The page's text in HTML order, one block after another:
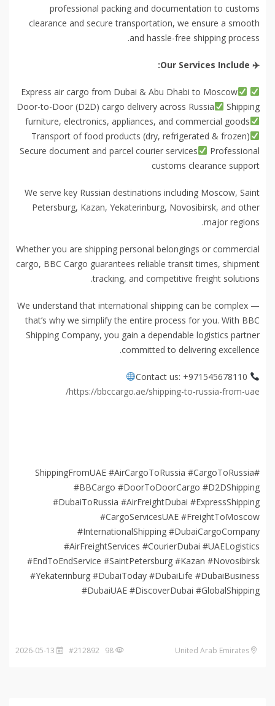
professional packing and documentation to customs
clearance and secure transportation, we ensure a smooth
and hassle-free shipping process.
✈
Door-to-Door (D2D) cargo delivery across Russia
Shipping
furniture, electronics, appliances, and commercial goods
Transport of food products (dry, refrigerated & frozen)
Secure document and parcel courier services
Professional
customs clearance support
We serve key Russian destinations including Moscow, Saint
Petersburg, Kazan, Yekaterinburg, Novosibirsk, and other
major regions.
Whether you are shipping personal belongings or commercial
cargo, BBC Cargo guarantees reliable transit times, shipment
tracking, and competitive freight solutions.
We understand that international shipping can be complex —
that’s why we simplify the entire process for you. With BBC
Shipping Company, you gain a dependable logistics partner
committed to delivering excellence.
https://bbccargo.ae/shipping-to-russia-from-uae/
#ShippingFromUAE #AirCargoToRussia #CargoToRussia
#BBCargo #DoorToDoorCargo #D2DShipping
#DubaiToRussia #AirFreightDubai #ExpressShipping
#CargoServicesUAE #FreightToMoscow
#InternationalShipping #DubaiCargoCompany
#AirFreightServices #CourierDubai #UAELogistics
#EndToEndService #SaintPetersburg #Kazan #Novosibirsk
#Yekaterinburg #DubaiToday #DubaiLife #DubaiBusiness
#DubaiUAE #DiscoverDubai #GlobalShipping